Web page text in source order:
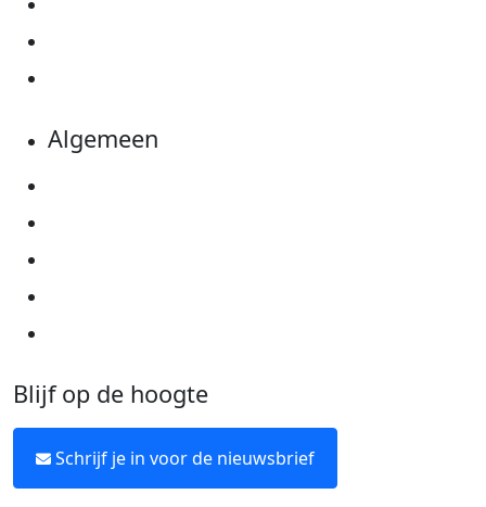
Algemeen
Blijf op de hoogte
Schrijf je in voor de nieuwsbrief